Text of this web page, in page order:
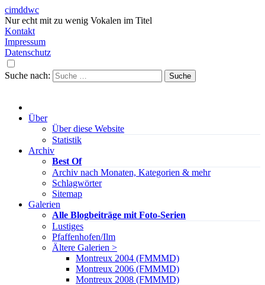
cimddwc
Nur echt mit zu wenig Vokalen im Titel
Kontakt
Impressum
Datenschutz
Suche nach:
Über
Über diese Website
Statistik
Archiv
Best Of
Archiv nach Monaten, Kategorien & mehr
Schlagwörter
Sitemap
Galerien
Alle Blogbeiträge mit Foto-Serien
Lustiges
Pfaffenhofen/Ilm
Ältere Galerien >
Montreux 2004 (FMMMD)
Montreux 2006 (FMMMD)
Montreux 2008 (FMMMD)